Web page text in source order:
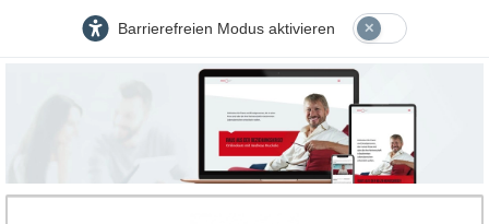
Barrierefreien Modus aktivieren